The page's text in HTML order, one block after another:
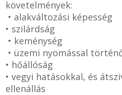
GOLYÓK-MAGTISZTÍTÓK-KREATÍV
követelmények:
• alakváltozási képesség
• szilárdság
• keménység
• üzemi nyomással
• hőállóság
• vegyi hatásokkal, és
ellenállás